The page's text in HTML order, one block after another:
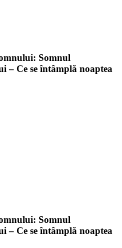
Somnul
– Ce se întâmplă noaptea
Somnul
– Ce se întâmplă noaptea